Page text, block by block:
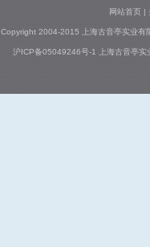
网站首页|
Copyright 2004-2015 上海古音亭实业有
沪ICP备05049246号-1 上海古音亭